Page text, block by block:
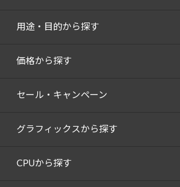
用途・目的から探す
価格から探す
セール・キャンペーン
グラフィックスから探す
CPUから探す